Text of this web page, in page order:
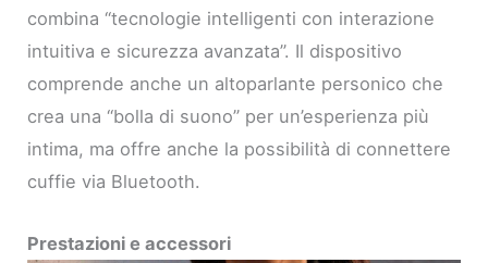
combina “tecnologie intelligenti con interazione
intuitiva e sicurezza avanzata”. Il dispositivo
comprende anche un altoparlante personico che
crea una “bolla di suono” per un’esperienza più
intima, ma offre anche la possibilità di connettere
cuffie via Bluetooth.
Prestazioni e accessori